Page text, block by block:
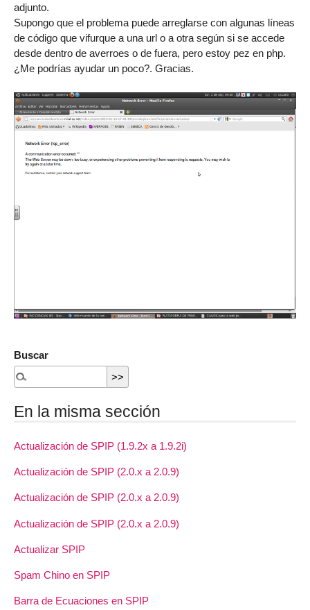
adjunto.
Supongo que el problema puede arreglarse con algunas líneas
de código que vifurque a una url o a otra según si se accede
desde dentro de averroes o de fuera, pero estoy pez en php.
¿Me podrías ayudar un poco?. Gracias.
Buscar
En la misma sección
Actualización de SPIP (1.9.2x a 1.9.2i)
Actualización de SPIP (2.0.x a 2.0.9)
Actualización de SPIP (2.0.x a 2.0.9)
Actualización de SPIP (2.0.x a 2.0.9)
Actualizar SPIP
Spam Chino en SPIP
Barra de Ecuaciones en SPIP